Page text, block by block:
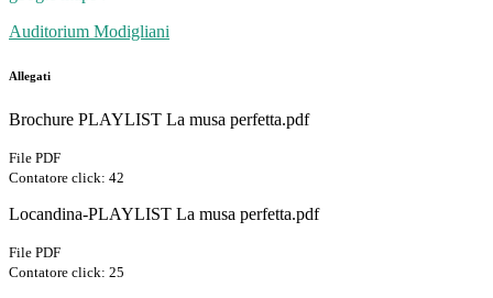
Auditorium Modigliani
Allegati
Brochure PLAYLIST La musa perfetta.pdf
File PDF
Contatore click: 42
Locandina-PLAYLIST La musa perfetta.pdf
File PDF
Contatore click: 25